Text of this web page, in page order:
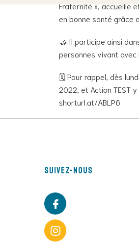
Fraternité », accueille
en bonne santé grâce
🤝 Il participe ainsi
personnes vivant avec
🗓 Pour rappel, dès
2022, et Action TEST
shorturl.at/ABLP6
Suivez-nous